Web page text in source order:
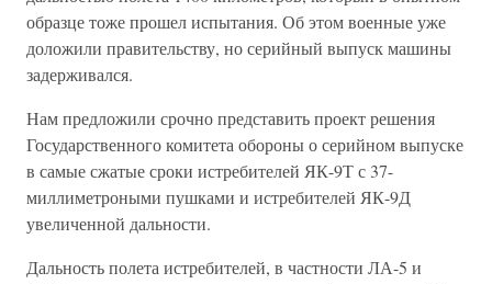
образце тоже прошел испытания. Об этом военные уже
доложили правительству, но серийный выпуск машины
задерживался.
Нам предложили срочно представить проект решения
Государственного комитета обороны о серийном выпуске
в самые сжатые сроки истребителей ЯК-9Т с 37-
миллиметроными пушками и истребителей ЯК-9Д
увеличенной дальности.
Дальность полета истребителей, в частности ЛА-5 и